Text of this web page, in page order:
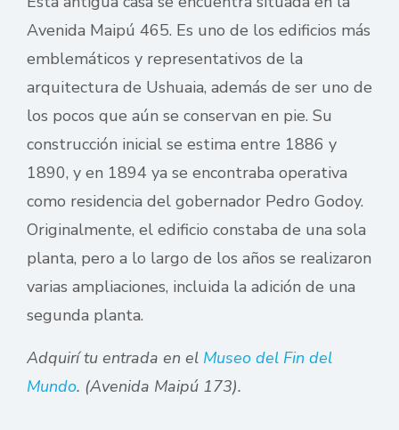
Avenida Maipú 465. Es uno de los edificios más
emblemáticos y representativos de la
arquitectura de Ushuaia, además de ser uno de
los pocos que aún se conservan en pie. Su
construcción inicial se estima entre 1886 y
1890, y en 1894 ya se encontraba operativa
como residencia del gobernador Pedro Godoy.
Originalmente, el edificio constaba de una sola
planta, pero a lo largo de los años se realizaron
varias ampliaciones, incluida la adición de una
segunda planta.
Adquirí tu entrada en el Museo del Fin del
Mundo. (Avenida Maipú 173).